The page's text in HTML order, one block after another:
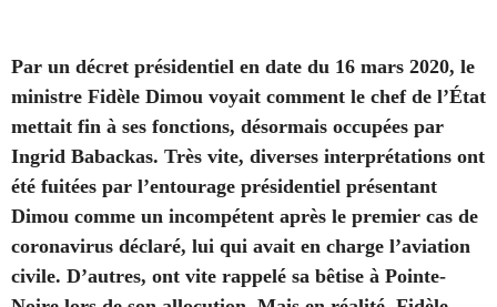
Par un décret présidentiel en date du 16 mars 2020, le
ministre Fidèle Dimou voyait comment le chef de l’État
mettait fin à ses fonctions, désormais occupées par
Ingrid Babackas. Très vite, diverses interprétations ont
été fuitées par l’entourage présidentiel présentant
Dimou comme un incompétent après le premier cas de
coronavirus déclaré, lui qui avait en charge l’aviation
civile. D’autres, ont vite rappelé sa bêtise à Pointe-